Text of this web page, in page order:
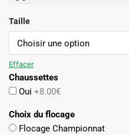
79.90€.47.90€.
Taille
Effacer
Chaussettes
Oui +8.00€
Choix du flocage
Flocage Championnat